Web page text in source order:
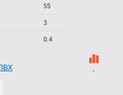
55
3
0.4